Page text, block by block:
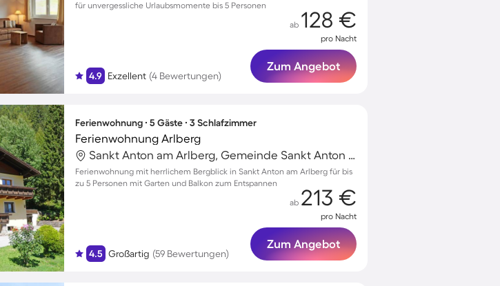
für unvergessliche Urlaubsmomente bis 5 Personen
4.9 Exzellent (4 Bewertungen)
ab 128 €
pro Nacht
Zum Angebot
Ferienwohnung ∙ 5 Gäste ∙ 3 Schlafzimmer
Ferienwohnung Arlberg
Sankt Anton am Arlberg, Gemeinde Sankt Anton am Arlberg, Österreich
Ferienwohnung mit herrlichem Bergblick in Sankt Anton am Arlberg für bis
zu 5 Personen mit Garten und Balkon zum Entspannen
4.5 Großartig (59 Bewertungen)
ab 213 €
pro Nacht
Zum Angebot